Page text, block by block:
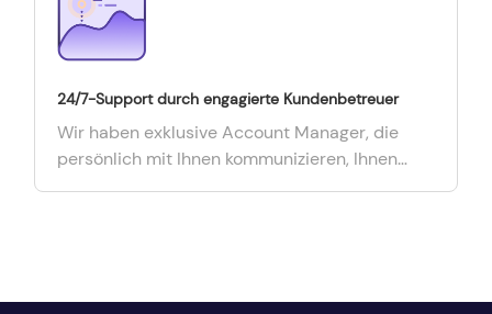
24/7-Support durch engagierte Kundenbetreuer
Wir haben exklusive Account Manager, die
persönlich mit Ihnen kommunizieren, Ihnen